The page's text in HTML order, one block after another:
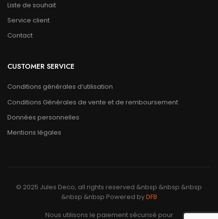
Liste de souhait
Service client
Contact
CUSTOMER SERVICE
Conditions générales d’utilisation
Conditions Générales de vente et de remboursement
Données personnelles
Mentions légales
© 2025 Jules Deco, all rights reserved &nbsp &nbsp &nbsp
&nbsp &nbsp Powered byDFB
Nous utilisons le paiement sécurisé pour